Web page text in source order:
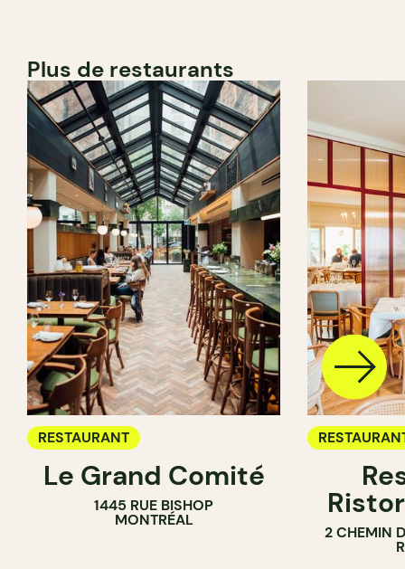
Plus de restaurants
RESTAURANT
Le Grand Comité
1445 RUE BISHOP
MONTRÉAL
2 CHEMIN